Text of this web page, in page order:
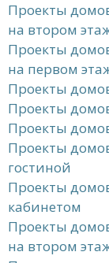
Проекты
на втором
Проекты
на первом
Проекты
Проекты
Проекты
Проекты
гостиной
Проекты
кабинетом
Проекты
на втором